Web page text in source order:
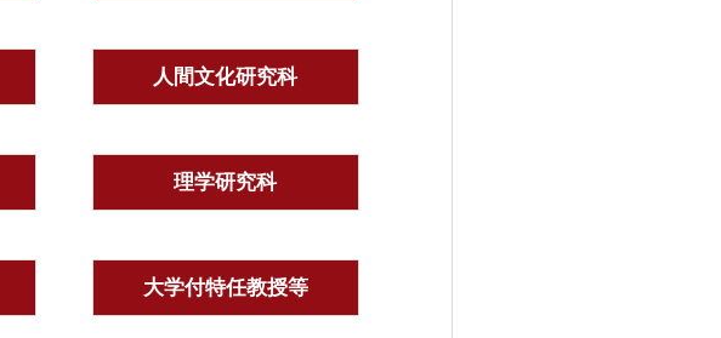
人間文化研究科
理学研究科
大学付特任教授等